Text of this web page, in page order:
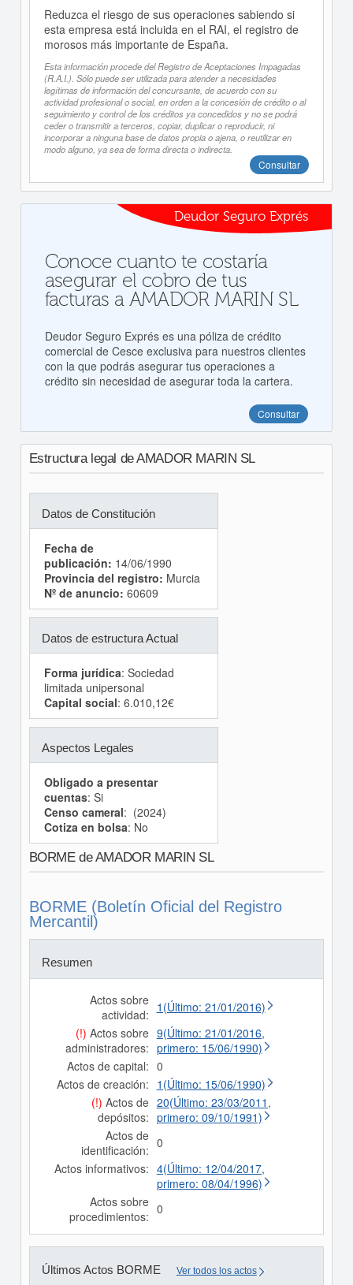
Reduzca el riesgo de sus operaciones sabiendo si
esta empresa está incluida en el RAI, el registro de
morosos más importante de España.
Esta información procede del Registro de Aceptaciones Impagadas
(R.A.I.). Sólo puede ser utilizada para atender a necesidades
legítimas de información del concursante, de acuerdo con su
actividad profesional o social, en orden a la concesión de crédito o al
seguimiento y control de los créditos ya concedidos y no se podrá
ceder o transmitir a terceros, copiar, duplicar o reproducir, ni
incorporar a ninguna base de datos propia o ajena, o reutilizar en
modo alguno, ya sea de forma directa o indirecta.
Consultar
Deudor Seguro Exprés
Conoce cuanto te costaría
asegurar el cobro de tus
facturas a AMADOR MARIN SL
Deudor Seguro Exprés es una póliza de crédito
comercial de Cesce exclusiva para nuestros clientes
con la que podrás asegurar tus operaciones a
crédito sin necesidad de asegurar toda la cartera.
Consultar
Estructura legal de AMADOR MARIN SL
Datos de Constitución
Fecha de
publicación: 14/06/1990
Provincia del registro: Murcia
Nº de anuncio: 60609
Datos de estructura Actual
Forma jurídica: Sociedad
limitada unipersonal
Capital social: 6.010,12€
Aspectos Legales
Obligado a presentar
cuentas: Si
Censo cameral: (2024)
Cotiza en bolsa: No
BORME de AMADOR MARIN SL
BORME (Boletín Oficial del Registro
Mercantil)
Resumen
Actos sobre
actividad: 1(Último: 21/01/2016)
(!) Actos sobre
administradores:
9(Último: 21/01/2016,
primero: 15/06/1990)
Actos de capital: 0
Actos de creación: 1(Último: 15/06/1990)
(!) Actos de
depósitos:
20(Último: 23/03/2011,
primero: 09/10/1991)
Actos de
identificación: 0
Actos informativos: 4(Último: 12/04/2017,
primero: 08/04/1996)
Actos sobre
procedimientos: 0
Últimos Actos BORME Ver todos los actos